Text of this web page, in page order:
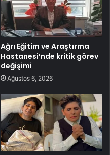
Ağrı Eğitim ve Araştırma
Hastanesi’nde kritik görev
değişimi
Ağustos 6, 2026